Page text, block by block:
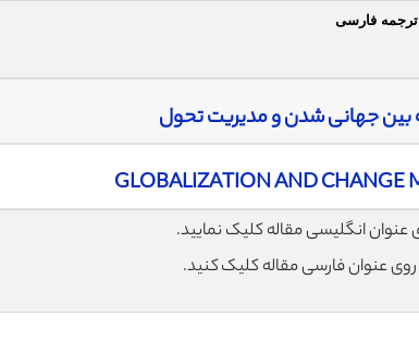
ترجمه فارسی
بین جهانی شدن و مدیریت تحول
GLOBALIZATION AND CHANGE
روی عنوان فارسی مقاله کلیک کنید.